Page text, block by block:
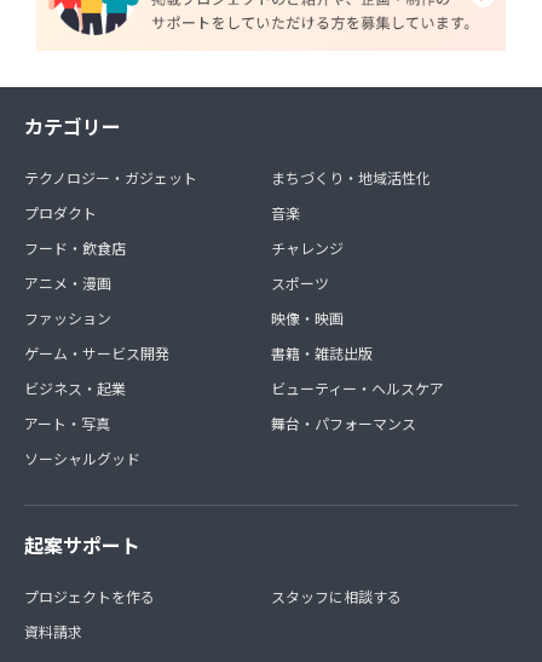
カテゴリー
テクノロジー・ガジェット
プロダクト
フード・飲食店
アニメ・漫画
ファッション
ゲーム・サービス開発
ビジネス・起業
アート・写真
ソーシャルグッド
まちづくり・地域活性化
音楽
チャレンジ
スポーツ
映像・映画
書籍・雑誌出版
ビューティー・ヘルスケア
舞台・パフォーマンス
起案サポート
プロジェクトを作る
資料請求
スタッフに相談する